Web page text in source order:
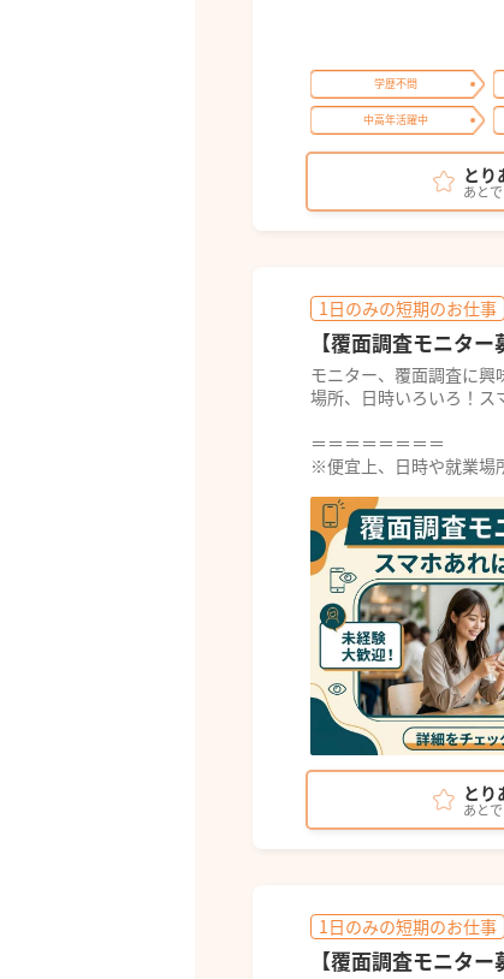
学歴不問
中高年活躍中
とり
あと
1日のみの短期のお仕事
【覆面調査モニタ
モニター、覆面調査に
場所、日時いろいろ！
＝＝＝＝＝＝＝＝
※便宜上、日時や就業場
とり
あと
1日のみの短期のお仕事
【覆面調査モニタ